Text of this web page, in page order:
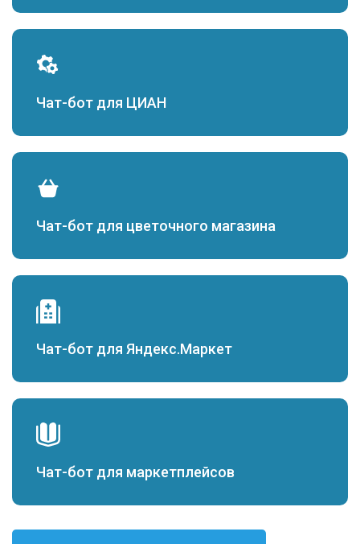
Чат-бот для ЦИАН
Чат-бот для цветочного магазина
Чат-бот для Яндекс.Маркет
Чат-бот для маркетплейсов